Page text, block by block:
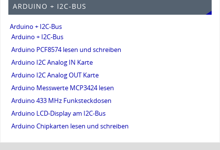
ARDUINO + I2C-BUS
Arduino + I2C-Bus
Arduino + I2C-Bus
Arduino PCF8574 lesen und schreiben
Arduino I2C Analog IN Karte
Arduino I2C Analog OUT Karte
Arduino Messwerte MCP3424 lesen
Arduino 433 MHz Funksteckdosen
Arduino LCD-Display am I2C-Bus
Arduino Chipkarten lesen und schreiben